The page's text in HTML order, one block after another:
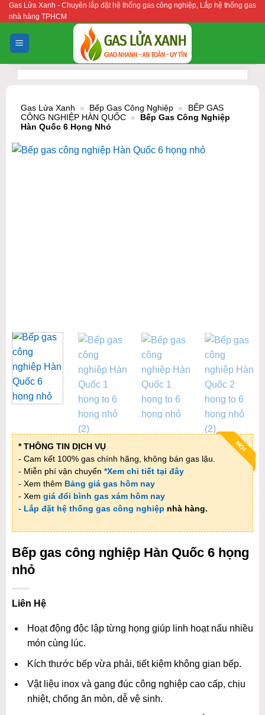
Bỏ
qua
nội
dung
Gas Lửa Xanh - Chuyên lắp đặt hệ thống gas công nghiệp, Lắp hệ thống gas
nhà hàng TPHCM
Gas Lửa Xanh » Bếp Gas Công Nghiệp »
BẾP GAS
CÔNG NGHIỆP HÀN QUỐC »
Bếp Gas Công Nghiệp
Hàn Quốc 6 Họng Nhỏ
MỚI
* THÔNG TIN DỊCH VỤ
- Cam kết 100% gas chính hãng, không bán gas lậu.
- Miễn phí vận chuyển *Xem chi tiết tại đây
- Xem thêm Bảng giá gas hôm nay
- Xem giá đổi bình gas xám hôm nay
- Lắp đặt hệ thống gas công nghiệp nhà hàng.
Bếp gas công nghiệp Hàn Quốc 6 họng
nhỏ
Liên Hệ
Hoạt động độc lập từng họng giúp linh hoạt nấu nhiều
món cùng lúc.
Kích thước bếp vừa phải, tiết kiệm không gian bếp.
Vật liệu inox và gang đúc công nghiệp cao cấp, chịu
nhiệt, chống ăn mòn, dễ vệ sinh.